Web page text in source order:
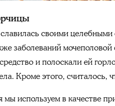
своими
заболеваний
и полоскали ей
Кроме этого, считалось,
мы используем в качестве